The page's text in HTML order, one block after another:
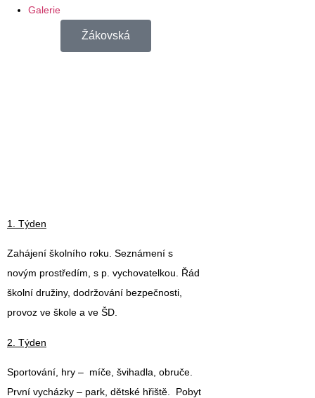
Galerie
Žákovská
1. Týden
Zahájení školního roku. Seznámení s
novým prostředím, s p. vychovatelkou. Řád
školní družiny, dodržování bezpečnosti,
provoz ve škole a ve ŠD.
2. Týden
Sportování, hry – míče, švihadla, obruče.
První vycházky – park, dětské hřiště. Pobyt